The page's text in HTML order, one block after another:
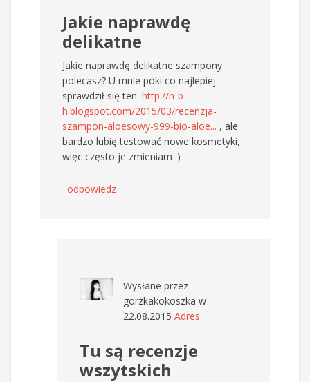
Jakie naprawdę
delikatne
Jakie naprawdę delikatne szampony
polecasz? U mnie póki co najlepiej
sprawdził się ten: http://n-b-
h.blogspot.com/2015/03/recenzja-
szampon-aloesowy-999-bio-aloe... , ale
bardzo lubię testować nowe kosmetyki,
więc często je zmieniam :)
odpowiedz
Wysłane przez
gorzkakokoszka w
22.08.2015 Adres
Tu są recenzje
wszytskich